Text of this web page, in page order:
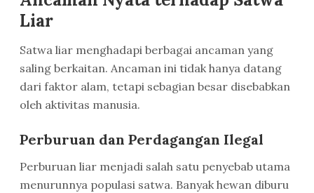
Liar
Satwa liar menghadapi berbagai ancaman yang
saling berkaitan. Ancaman ini tidak hanya datang
dari faktor alam, tetapi sebagian besar disebabkan
oleh aktivitas manusia.
Perburuan dan Perdagangan Ilegal
Perburuan liar menjadi salah satu penyebab utama
menurunnya populasi satwa. Banyak hewan diburu